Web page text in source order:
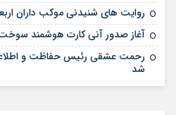
روایت های شنیدنی موکب داران
آغاز صدور آنی کارت هوشمند
رحمت عشقی رئیس حفاظت و
شد